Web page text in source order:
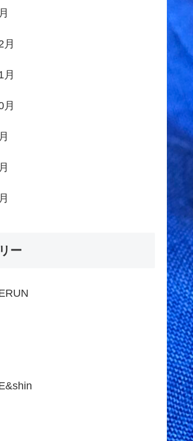
月
月
月
ー